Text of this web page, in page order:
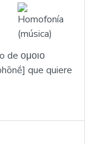
de ομοιο
que quiere